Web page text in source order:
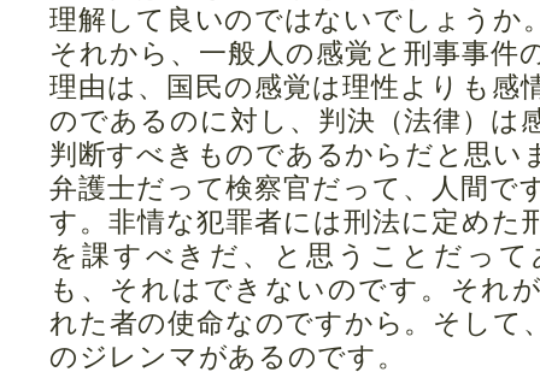
理解して良いのではないでしょうか
それから、一般人の感覚と刑事事件
理由は、国民の感覚は理性よりも感
のであるのに対し、判決（法律）は
判断すべきものであるからだと思い
弁護士だって検察官だって、人間で
す。非情な犯罪者には刑法に定めた
を課すべきだ、と思うことだっ
も、それはできないのです。それ
れた者の使命なのですから。そして
のジレンマがあるのです。